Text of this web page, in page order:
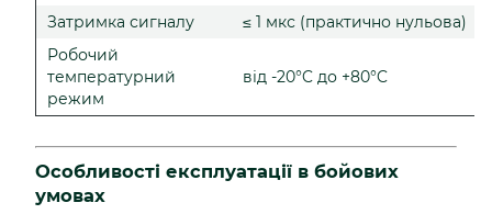
Затримка сигналу
≤ 1 мкс (практично нульова)
Робочий
температурний
режим
від -20°C до +80°C
Особливості експлуатації в бойових
умовах